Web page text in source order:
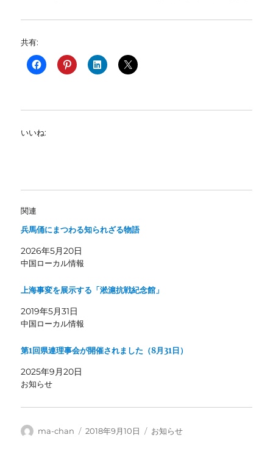
共有:
いいね:
関連
兵馬俑にまつわる知られざる物語
2026年5月20日
中国ローカル情報
上海事変を展示する「淞滬抗戦紀念館」
2019年5月31日
中国ローカル情報
第1回県連理事会が開催されました（8月31日）
2025年9月20日
お知らせ
投
ma-chan
投
2018年9月10日
カ
お知らせ